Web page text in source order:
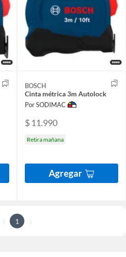
BOSCH
Cinta métrica 3m Autolock
Por SODIMAC
$ 11.990
Retira mañana
Agregar
1